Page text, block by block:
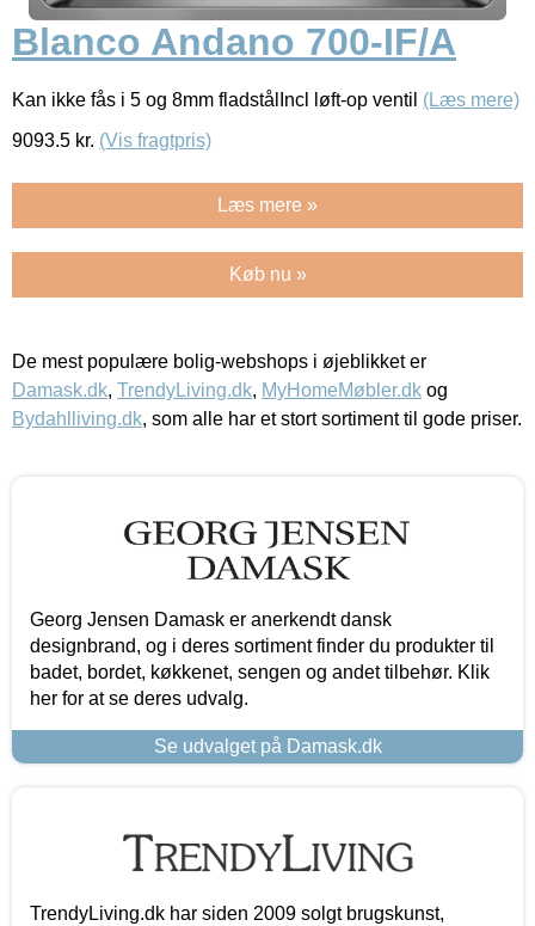
Blanco Andano 700-IF/A
Kan ikke fås i 5 og 8mm fladstålIncl løft-op ventil (Læs mere)
9093.5 kr. (Vis fragtpris)
Læs mere »
Køb nu »
De mest populære bolig-webshops i øjeblikket er
Damask.dk, TrendyLiving.dk, MyHomeMøbler.dk og
Bydahlliving.dk, som alle har et stort sortiment til gode priser.
Georg Jensen Damask er anerkendt dansk
designbrand, og i deres sortiment finder du produkter til
badet, bordet, køkkenet, sengen og andet tilbehør. Klik
her for at se deres udvalg.
Se udvalget på Damask.dk
TrendyLiving.dk har siden 2009 solgt brugskunst,